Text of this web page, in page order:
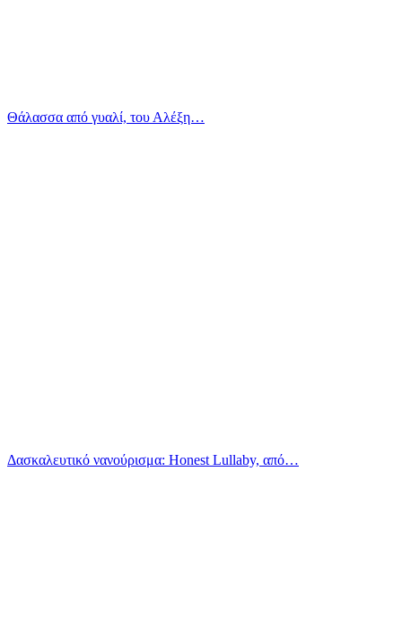
Θάλασσα από γυαλί, του Αλέξη…
Δασκαλευτικό νανούρισμα: Honest Lullaby, από…